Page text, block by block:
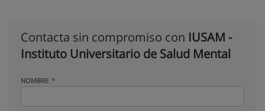
Contacta sin compromiso con IUSAM -
Instituto Universitario de Salud Mental
NOMBRE